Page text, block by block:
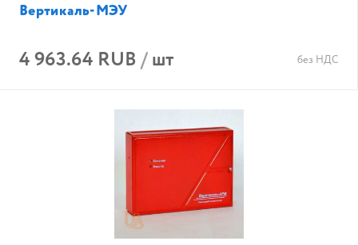
Вертикаль-МЭУ
4 963.64 RUB/шт без НДС